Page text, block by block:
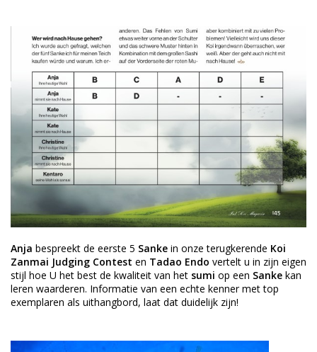
Anja bespreekt de eerste 5 Sanke in onze terugkerende Koi
Zanmai Judging Contest en Tadao Endo vertelt u in zijn eigen
stijl hoe U het best de kwaliteit van het sumi op een Sanke kan
leren waarderen. Informatie van een echte kenner met top
exemplaren als uithangbord, laat dat duidelijk zijn!